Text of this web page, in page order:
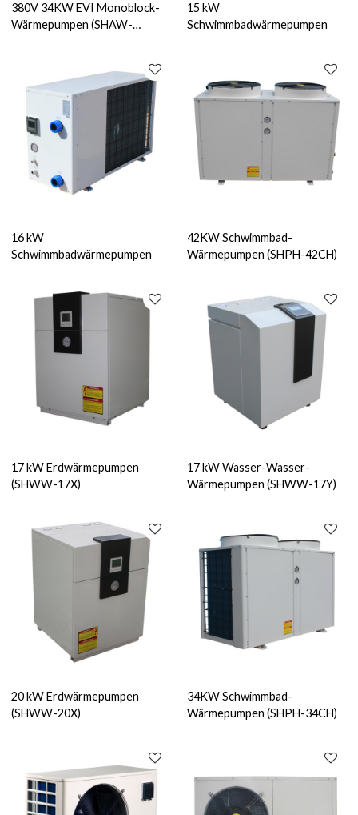
380V 34KW EVI Monoblock-
Wärmepumpen (SHAW-
15 kW
Schwimmbadwärmepumpen
16 kW
Schwimmbadwärmepumpen
42KW Schwimmbad-
Wärmepumpen (SHPH-42CH)
17 kW Erdwärmepumpen
(SHWW-17X)
17 kW Wasser-Wasser-
Wärmepumpen (SHWW-17Y)
20 kW Erdwärmepumpen
(SHWW-20X)
34KW Schwimmbad-
Wärmepumpen (SHPH-34CH)